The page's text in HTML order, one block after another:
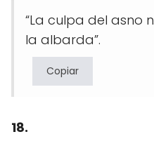
“La culpa del asno
la albarda”.
Copiar
18.